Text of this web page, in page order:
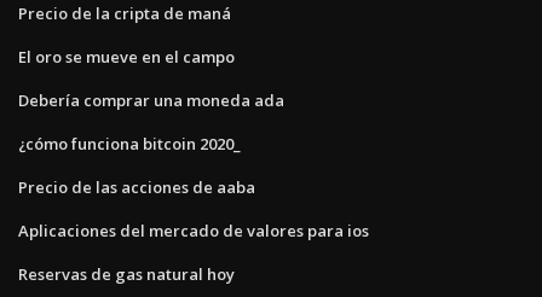
Precio de la cripta de maná
El oro se mueve en el campo
Debería comprar una moneda ada
¿cómo funciona bitcoin 2020_
Precio de las acciones de aaba
Aplicaciones del mercado de valores para ios
Reservas de gas natural hoy